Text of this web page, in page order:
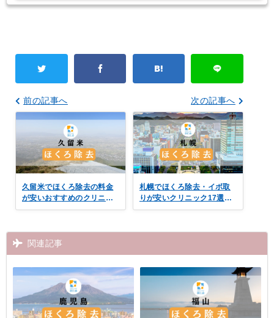
前の記事へ
久留米でほくろ除去の料金
が安いおすすめのクリニッ
ク8選！口コミ付き取り放題
次の記事へ
札幌でほくろ除去・イボ取
りが安いクリニック17選！
おすすめメニューの取り放
関連記事